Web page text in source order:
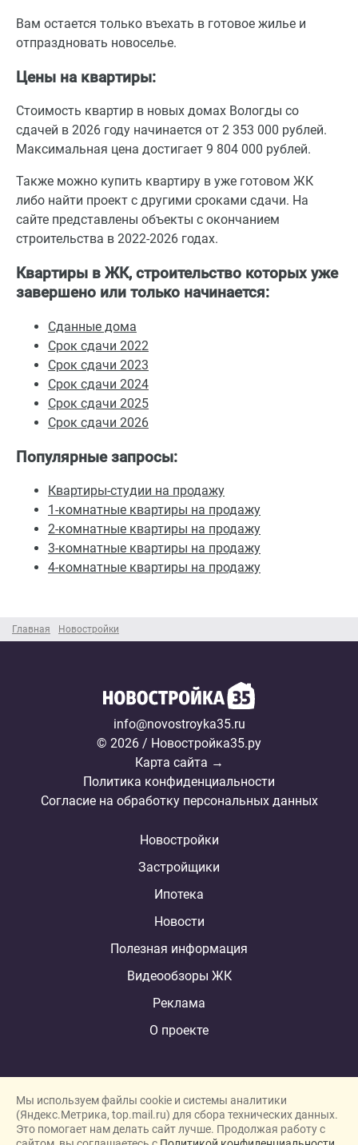
Главная Новостройки
Вам остается только въехать в готовое жилье и
отпраздновать новоселье.
Цены на квартиры:
Стоимость квартир в новых домах Вологды со
сдачей в 2026 году начинается от 2 353 000 рублей.
Максимальная цена достигает 9 804 000 рублей.
Также можно купить квартиру в уже готовом ЖК
либо найти проект с другими сроками сдачи. На
сайте представлены объекты с окончанием
строительства в 2022-2026 годах.
Квартиры в ЖК, строительство которых уже
завершено или только начинается:
Сданные дома
Срок сдачи 2022
Срок сдачи 2023
Срок сдачи 2024
Срок сдачи 2025
Срок сдачи 2026
Популярные запросы:
Квартиры-студии на продажу
1-комнатные квартиры на продажу
2-комнатные квартиры на продажу
3-комнатные квартиры на продажу
4-комнатные квартиры на продажу
info@novostroyka35.ru
© 2026 / Новостройка35.ру
Карта сайта →
Политика конфиденциальности
Согласие на обработку персональных данных
Новостройки
Застройщики
Ипотека
Новости
Полезная информация
Видеообзоры ЖК
Реклама
О проекте
New homes in Dubai
Мы используем файлы cookie и системы аналитики
(Яндекс.Метрика, top.mail.ru) для сбора технических данных.
Это помогает нам делать сайт лучше. Продолжая работу с